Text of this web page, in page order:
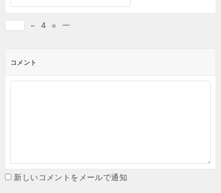
− 4 = 一
コメント
新しいコメントをメールで通知